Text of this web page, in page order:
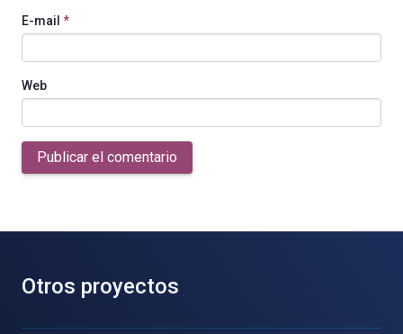
E-mail *
Web
Publicar el comentario
Otros proyectos